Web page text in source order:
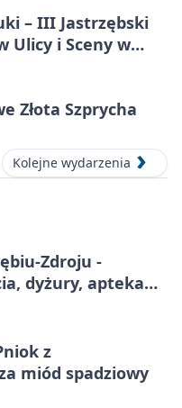
– III Jastrzębski
Ulicy i Sceny w
Złota Szprycha
Kolejne wydarzenia
Zdroju -
dyżury, apteka
z
miód spadziowy